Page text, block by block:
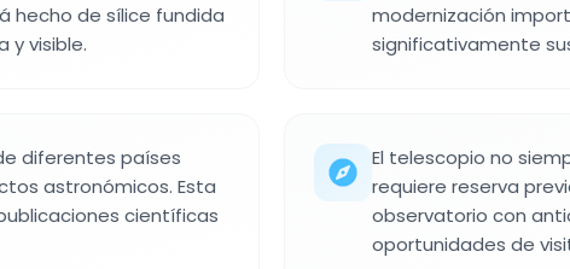
hecho de sílice fundida
y visible.
modernización
significativamente
diferentes países
astronómicos. Esta
científicas
El telescopio no
requiere reserva
observatorio con
oportunidades de